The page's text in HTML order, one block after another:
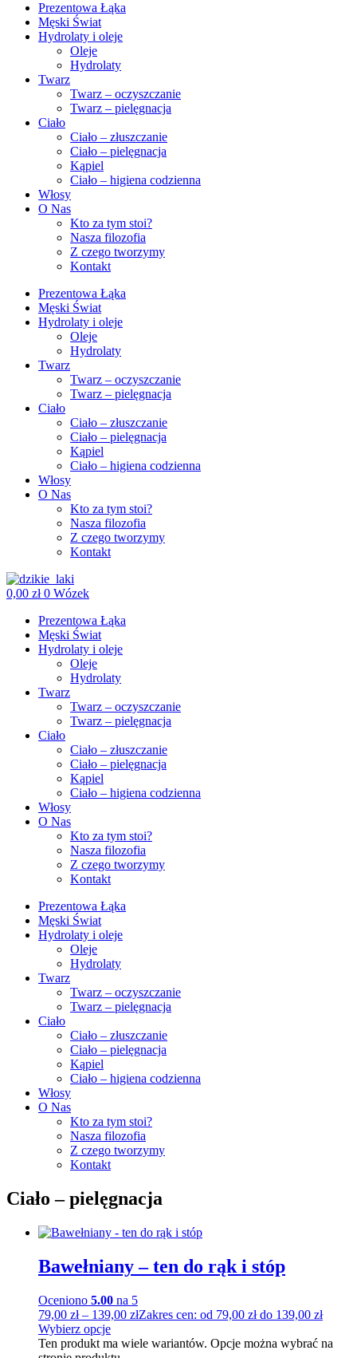
Prezentowa Łąka
Męski Świat
Hydrolaty i oleje
Oleje
Hydrolaty
Twarz
Twarz – oczyszczanie
Twarz – pielęgnacja
Ciało
Ciało – złuszczanie
Ciało – pielęgnacja
Kąpiel
Ciało – higiena codzienna
Włosy
O Nas
Kto za tym stoi?
Nasza filozofia
Z czego tworzymy
Kontakt
Prezentowa Łąka
Męski Świat
Hydrolaty i oleje
Oleje
Hydrolaty
Twarz
Twarz – oczyszczanie
Twarz – pielęgnacja
Ciało
Ciało – złuszczanie
Ciało – pielęgnacja
Kąpiel
Ciało – higiena codzienna
Włosy
O Nas
Kto za tym stoi?
Nasza filozofia
Z czego tworzymy
Kontakt
0,00 zł 0 Wózek
Prezentowa Łąka
Męski Świat
Hydrolaty i oleje
Oleje
Hydrolaty
Twarz
Twarz – oczyszczanie
Twarz – pielęgnacja
Ciało
Ciało – złuszczanie
Ciało – pielęgnacja
Kąpiel
Ciało – higiena codzienna
Włosy
O Nas
Kto za tym stoi?
Nasza filozofia
Z czego tworzymy
Kontakt
Prezentowa Łąka
Męski Świat
Hydrolaty i oleje
Oleje
Hydrolaty
Twarz
Twarz – oczyszczanie
Twarz – pielęgnacja
Ciało
Ciało – złuszczanie
Ciało – pielęgnacja
Kąpiel
Ciało – higiena codzienna
Włosy
O Nas
Kto za tym stoi?
Nasza filozofia
Z czego tworzymy
Kontakt
Ciało – pielęgnacja
Bawełniany – ten do rąk i stóp
Oceniono 5.00 na 5
79,00 zł – 139,00 złZakres cen: od 79,00 zł do 139,00 zł
Wybierz opcje
Ten produkt ma wiele wariantów. Opcje można wybrać na